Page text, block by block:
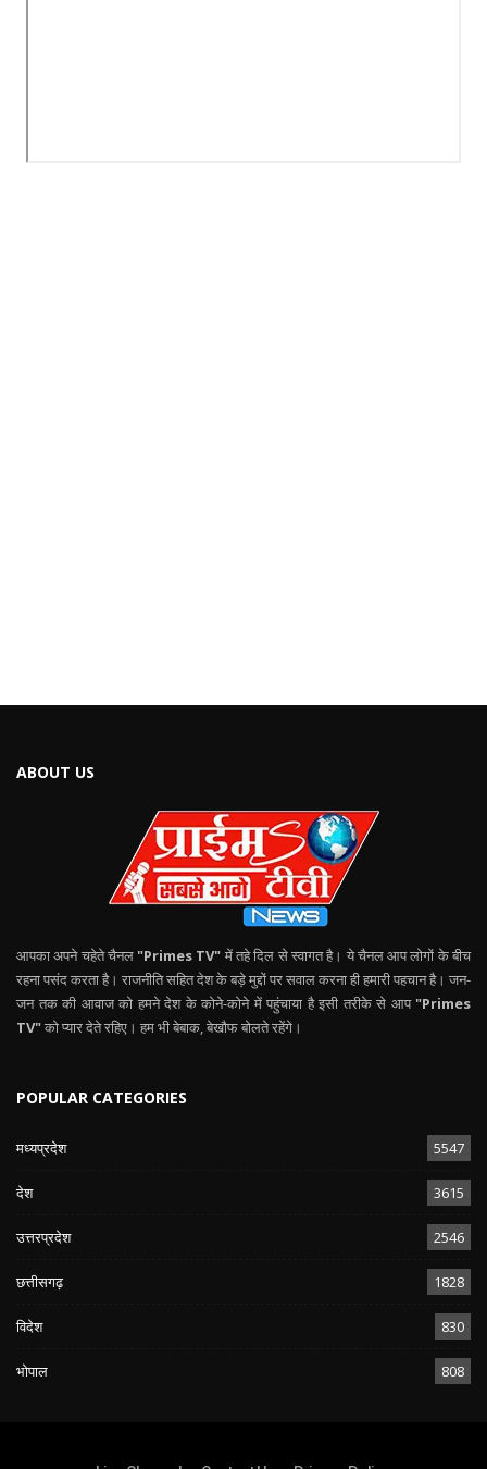
ABOUT US
आपका अपने चहेते चैनल "Primes TV" में तहे दिल से स्वागत है। ये चैनल आप लोगों के बीच
रहना पसंद करता है। राजनीति सहित देश के बड़े मुद्दों पर सवाल करना ही हमारी पहचान है। जन-
जन तक की आवाज को हमने देश के कोने-कोने में पहुंचाया है इसी तरीके से आप "Primes
TV"को प्यार देते रहिए। हम भी बेबाक, बेखौफ बोलते रहेंगे।
POPULAR CATEGORIES
मध्यप्रदेश 5547
देश 3615
उत्तरप्रदेश 2546
छत्तीसगढ़ 1828
विदेश 830
भोपाल 808